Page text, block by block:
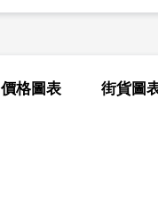
價格圖表 街貨圖